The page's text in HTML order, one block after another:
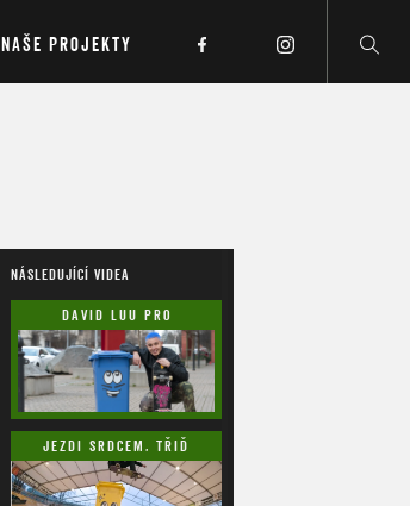
NAŠE PROJEKTY
NÁSLEDUJÍCÍ VIDEA
DAVID LUU PRO
SAMOSEBOU.CZ
JEZDI SRDCEM, TŘIĎ
HLAVOU SE SAMOSEBOU.CZ